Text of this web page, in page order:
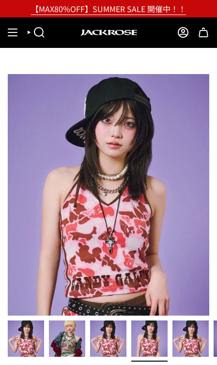
【MAX80%OFF】SUMMER SALE 開催中！！
SEARCH ACCOUNT